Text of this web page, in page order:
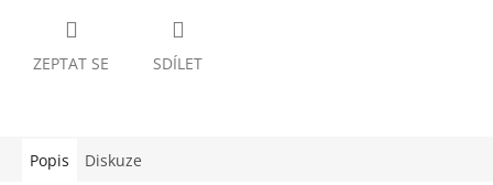
ZEPTAT SE SDÍLET
Popis Diskuze